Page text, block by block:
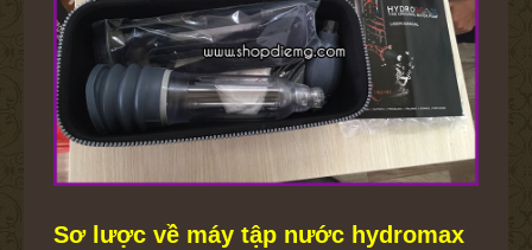
Sơ lược về máy tập nước hydromax